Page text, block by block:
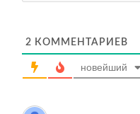
2 КОММЕНТАРИЕВ
новейший